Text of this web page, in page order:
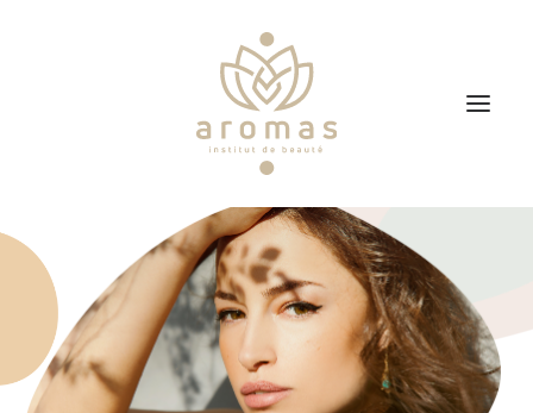
Soins
Je veux faire un bon cadeau
Plan d’accès
Prendre RDV